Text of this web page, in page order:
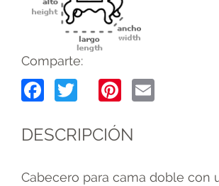
Comparte:
Facebook
TwitterPinterest
DESCRIPCIÓN
Cabecero para cama doble con